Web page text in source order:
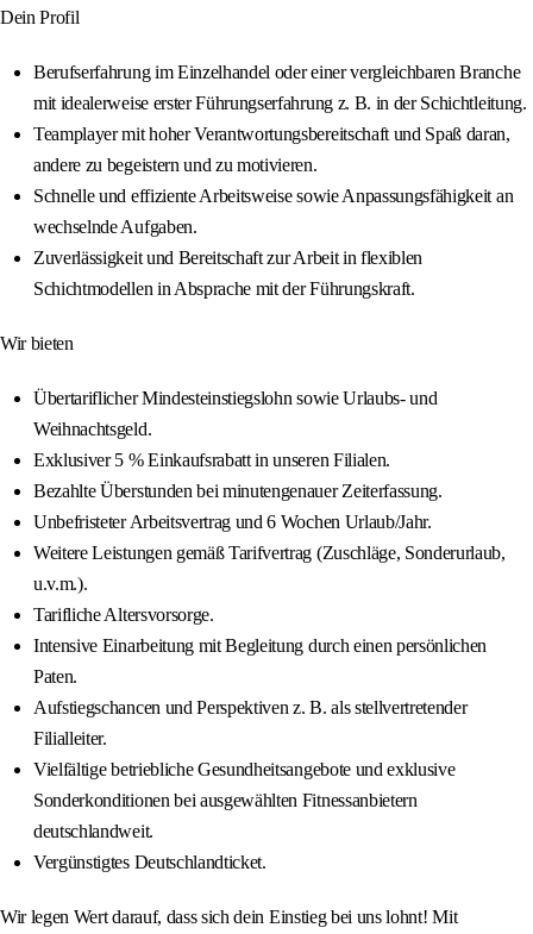
Dein Profil
Berufserfahrung im Einzelhandel oder einer vergleichbaren Branche
mit idealerweise erster Führungserfahrung z. B. in der Schichtleitung.
Teamplayer mit hoher Verantwortungsbereitschaft und Spaß daran,
andere zu begeistern und zu motivieren.
Schnelle und effiziente Arbeitsweise sowie Anpassungsfähigkeit an
wechselnde Aufgaben.
Zuverlässigkeit und Bereitschaft zur Arbeit in flexiblen
Schichtmodellen in Absprache mit der Führungskraft.
Wir bieten
Übertariflicher Mindesteinstiegslohn sowie Urlaubs- und
Weihnachtsgeld.
Exklusiver 5 % Einkaufsrabatt in unseren Filialen.
Bezahlte Überstunden bei minutengenauer Zeiterfassung.
Unbefristeter Arbeitsvertrag und 6 Wochen Urlaub/Jahr.
Weitere Leistungen gemäß Tarifvertrag (Zuschläge, Sonderurlaub,
u.v.m.).
Tarifliche Altersvorsorge.
Intensive Einarbeitung mit Begleitung durch einen persönlichen
Paten.
Aufstiegschancen und Perspektiven z. B. als stellvertretender
Filialleiter.
Vielfältige betriebliche Gesundheitsangebote und exklusive
Sonderkonditionen bei ausgewählten Fitnessanbietern
deutschlandweit.
Vergünstigtes Deutschlandticket.
Wir legen Wert darauf, dass sich dein Einstieg bei uns lohnt! Mit